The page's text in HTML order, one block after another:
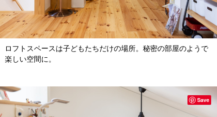
ロフトスペースは子どもたちだけの場所。秘密の部屋のようで
楽しい空間に。
Save